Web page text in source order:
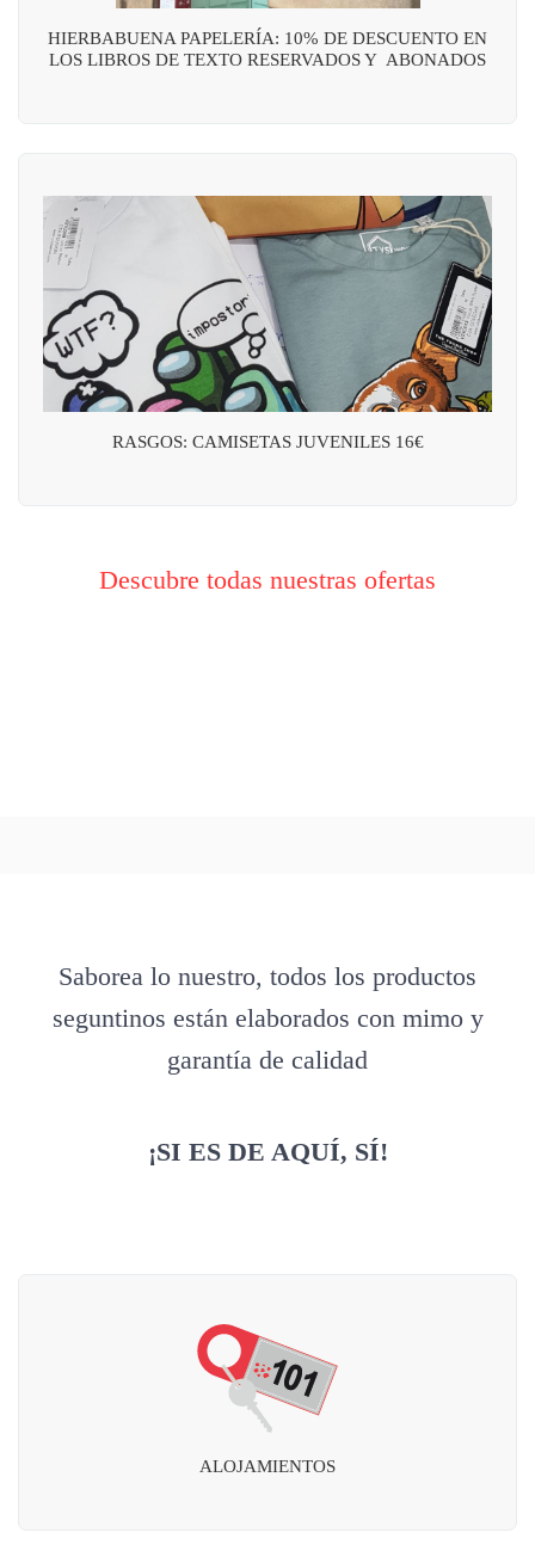
HIERBABUENA PAPELERÍA: 10% DE DESCUENTO EN
LOS LIBROS DE TEXTO RESERVADOS Y ABONADOS
RASGOS: CAMISETAS JUVENILES 16€
Descubre todas nuestras ofertas
Saborea lo nuestro, todos los productos
seguntinos están elaborados con mimo y
garantía de calidad
¡SI ES DE AQUÍ, SÍ!
ALOJAMIENTOS